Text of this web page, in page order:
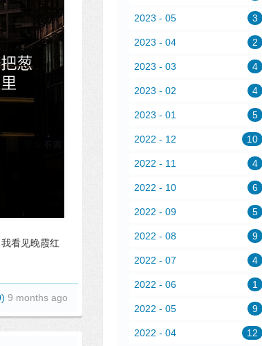
看见晚霞红
9 months ago
2023 - 05 3
2023 - 04 2
2023 - 03 4
2023 - 02 4
2023 - 01 5
2022 - 12 10
2022 - 11 4
2022 - 10 6
2022 - 09 5
2022 - 08 9
2022 - 07 4
2022 - 06 1
2022 - 05 9
2022 - 04 12